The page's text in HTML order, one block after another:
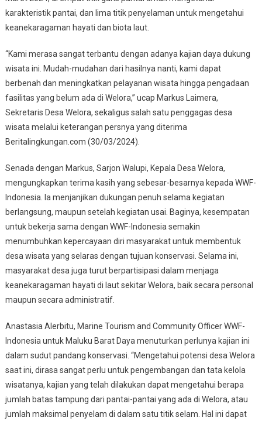
karakteristik pantai, dan lima titik penyelaman untuk mengetahui
keanekaragaman hayati dan biota laut.
“Kami merasa sangat terbantu dengan adanya kajian daya dukung
wisata ini. Mudah-mudahan dari hasilnya nanti, kami dapat
berbenah dan meningkatkan pelayanan wisata hingga pengadaan
fasilitas yang belum ada di Welora,” ucap Markus Laimera,
Sekretaris Desa Welora, sekaligus salah satu penggagas desa
wisata melalui keterangan persnya yang diterima
Beritalingkungan.com (30/03/2024).
Senada dengan Markus, Sarjon Walupi, Kepala Desa Welora,
mengungkapkan terima kasih yang sebesar-besarnya kepada WWF-
Indonesia. Ia menjanjikan dukungan penuh selama kegiatan
berlangsung, maupun setelah kegiatan usai. Baginya, kesempatan
untuk bekerja sama dengan WWF-Indonesia semakin
menumbuhkan kepercayaan diri masyarakat untuk membentuk
desa wisata yang selaras dengan tujuan konservasi. Selama ini,
masyarakat desa juga turut berpartisipasi dalam menjaga
keanekaragaman hayati di laut sekitar Welora, baik secara personal
maupun secara administratif.
Anastasia Alerbitu, Marine Tourism and Community Officer WWF-
Indonesia untuk Maluku Barat Daya menuturkan perlunya kajian ini
dalam sudut pandang konservasi. “Mengetahui potensi desa Welora
saat ini, dirasa sangat perlu untuk pengembangan dan tata kelola
wisatanya, kajian yang telah dilakukan dapat mengetahui berapa
jumlah batas tampung dari pantai-pantai yang ada di Welora, atau
jumlah maksimal penyelam di dalam satu titik selam. Hal ini dapat